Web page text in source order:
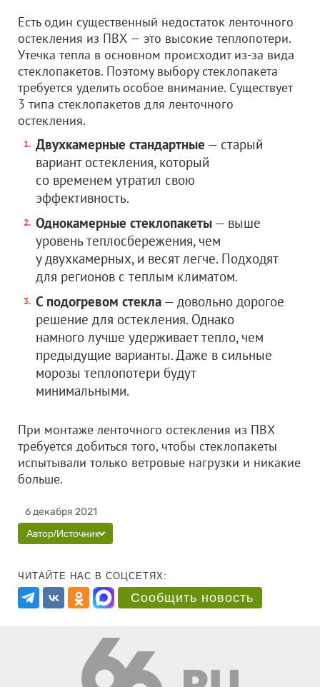
Есть один существенный недостаток ленточного
остекления из ПВХ — это высокие теплопотери.
Утечка тепла в основном происходит из-за вида
стеклопакетов. Поэтому выбору стеклопакета
требуется уделить особое внимание. Существует
3 типа стеклопакетов для ленточного
остекления.
Двухкамерные стандартные — старый
вариант остекления, который
со временем утратил свою
эффективность.
Однокамерные стеклопакеты — выше
уровень теплосбережения, чем
у двухкамерных, и весят легче. Подходят
для регионов с теплым климатом.
С подогревом стекла — довольно дорогое
решение для остекления. Однако
намного лучше удерживает тепло, чем
предыдущие варианты. Даже в сильные
морозы теплопотери будут
минимальными.
При монтаже ленточного остекления из ПВХ
требуется добиться того, чтобы стеклопакеты
испытывали только ветровые нагрузки и никакие
больше.
6 декабря 2021
Автор/Источник
ЧИТАЙТЕ НАС В СОЦСЕТЯХ:
Сообщить новость